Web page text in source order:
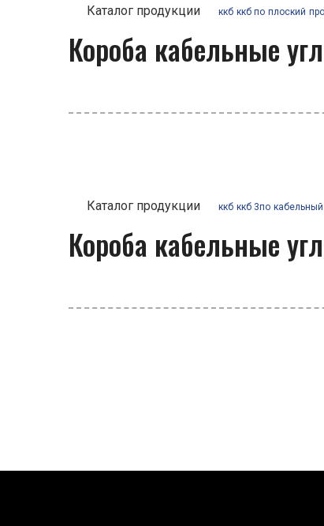
Каталог продукции ккб ккб по плоский
Короба кабельные
Каталог продукции ккб ккб 3по
Короба кабельные